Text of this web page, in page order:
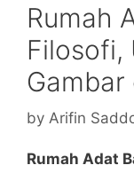
Rumah
Filosofi,
Gambar
by Arifin
Rumah Adat